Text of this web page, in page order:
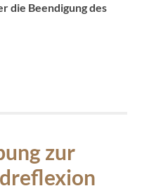
die Beendigung des
zur